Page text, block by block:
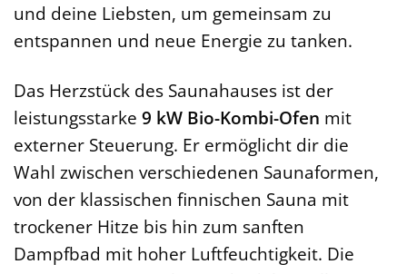
und deine Liebsten, um gemeinsam zu
entspannen und neue Energie zu tanken.
Das Herzstück des Saunahauses ist der
leistungsstarke 9 kW Bio-Kombi-Ofen mit
externer Steuerung. Er ermöglicht dir die
Wahl zwischen verschiedenen Saunaformen,
von der klassischen finnischen Sauna mit
trockener Hitze bis hin zum sanften
Dampfbad mit hoher Luftfeuchtigkeit. Die